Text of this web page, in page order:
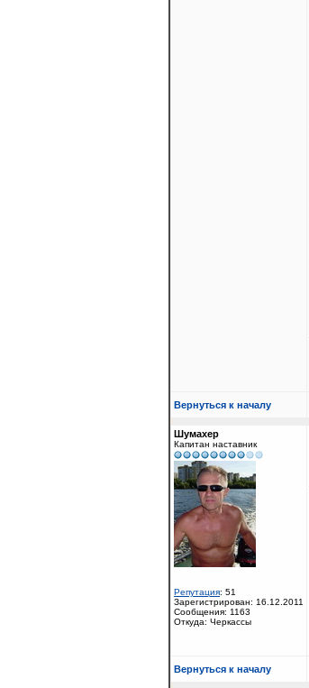
Вернуться к началу
Шумахер
Капитан наставник
Репутация: 51
Зарегистрирован: 16.12.2011
Сообщения: 1163
Откуда: Черкассы
Вернуться к началу